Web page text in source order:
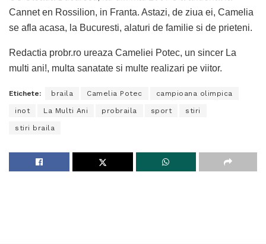
Cannet en Rossilion, in Franta. Astazi, de ziua ei, Camelia
se afla acasa, la Bucuresti, alaturi de familie si de prieteni.
Redactia probr.ro ureaza Cameliei Potec, un sincer La
multi ani!, multa sanatate si multe realizari pe viitor.
Etichete: braila Camelia Potec campioana olimpica
inot La Multi Ani probraila sport stiri
stiri braila